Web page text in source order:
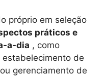
próprio em seleção
práticos e
a-dia , como
de
gerenciamento de